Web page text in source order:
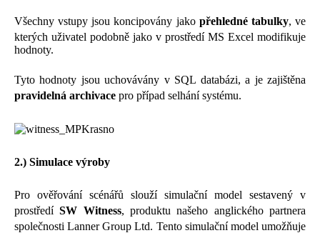
Všechny vstupy jsou koncipovány jako přehledné tabulky, ve
kterých uživatel podobně jako v prostředí MS Excel modifikuje
hodnoty.
Tyto hodnoty jsou uchovávány v SQL databázi, a je zajištěna
pravidelná archivace pro případ selhání systému.
2.) Simulace výroby
Pro ověřování scénářů slouží simulační model sestavený v
prostředíSW Witness, produktu našeho anglického partnera
společnosti Lanner Group Ltd. Tento simulační model umožňuje